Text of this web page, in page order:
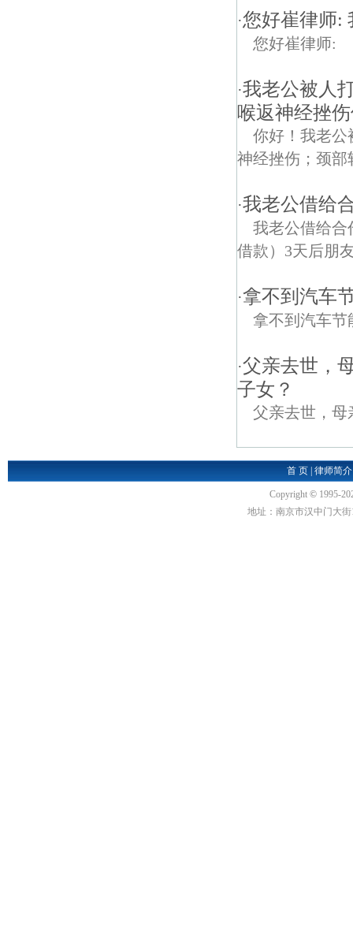
·您好崔律师:
您好崔律师
·我老公被人
喉返神经挫
你好！我老公
神经挫伤；颈部
·我老公借给
我老公借给合
借款）3天后朋
·拿不到汽车
拿不到汽车节
·父亲去世，
子女？
父亲去世，母
首 页 |律师简介
Copyright © 1995-
地址：南京市汉中门大街